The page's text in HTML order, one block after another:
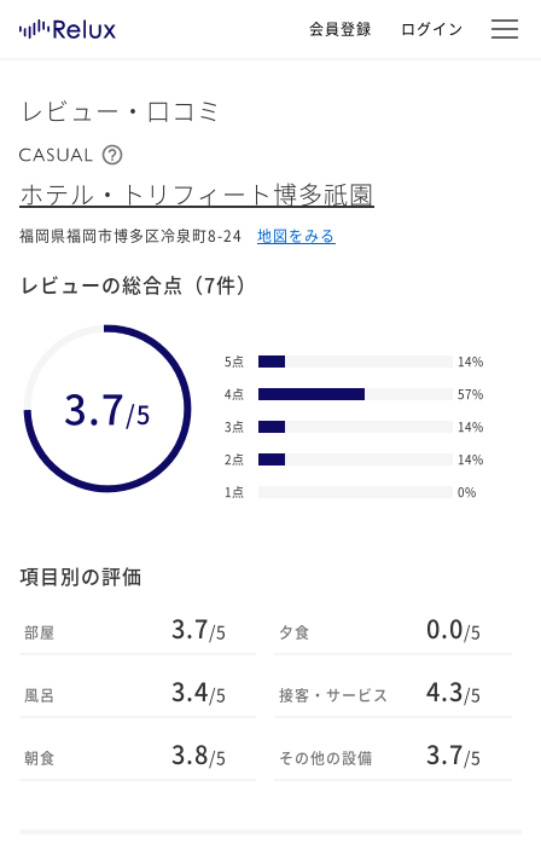
会員登録 ログイン
レビュー・口コミ
ホテル・トリフィート博多祇園
福岡県福岡市博多区冷泉町8-24 地図をみる
レビューの総合点 （7件）
3.7/5
5点 14%
4点
57%
3点
14%
2点
14%
1点
0%
項目別の評価
部屋 3.7/5
風呂 3.4/5
朝食 3.8/5
夕食 0.0/5
接客・サービス 4.3/5
その他の設備 3.7/5